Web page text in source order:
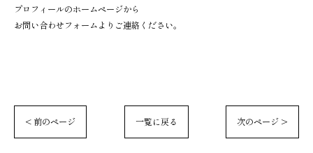
プロフィールのホームページから
お問い合わせフォームよりご連絡ください。
< 前のページ 一覧に戻る 次のページ >